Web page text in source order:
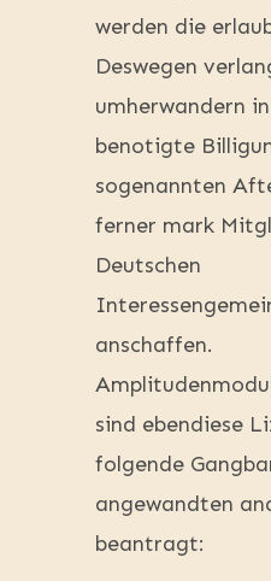
werden die
Deswegen
umherwandern
benotigte
sogenannten
ferner mark
Deutschen
anschaffen.
sind ebendiese
folgende
angewandten
beantragt: